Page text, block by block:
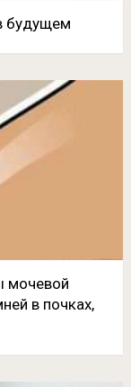
будущем
мочевой
в почках,